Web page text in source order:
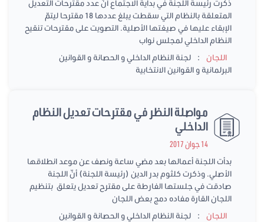
ذكّرت رئيسة اللجنة في بداية الاجتماع أنّ عدد مقترحات التعديل
المتعلقة بالنظام التي سقطت يبلغ عددها 18 مقترحا ليتمّ
الإبقاء عليها في صيغتها الأصلية. التصويت على مقترحات تنقيح
النظام الداخلي لمجلس نواب
اللجان
:
لجنة النظام الداخلي و الحصانة و القوانين
البرلمانية و القوانين الانتخابية
مواصلة النظر في مقترحات تعديل النظام
الداخلي
14 جوان 2017
بدأت اللجنة أعمالها بعد مضي ساعة ونصف عن موعد انطلاقها
الأصلي. وذكرت كلثوم بدر الدين (رئيسة اللجنة) أنّ اللجنة
صادقت في جلستها الفارطة على مقترح تعديل يتعلق بتنظيم
اللجان القارة مفاده دمج بعض اللجان
اللجان
:
لجنة النظام الداخلي و الحصانة و القوانين